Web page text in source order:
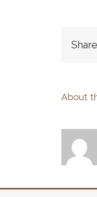
KYC
en
EspaÃ±a
About